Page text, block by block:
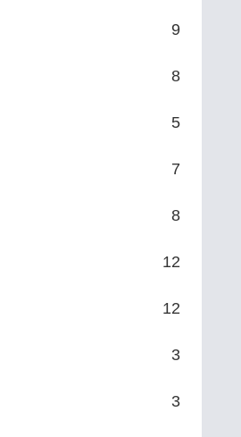
9
8
5
7
8
12
12
3
3